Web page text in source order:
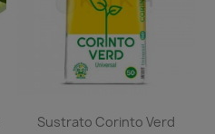
Sustrato Corinto Verd